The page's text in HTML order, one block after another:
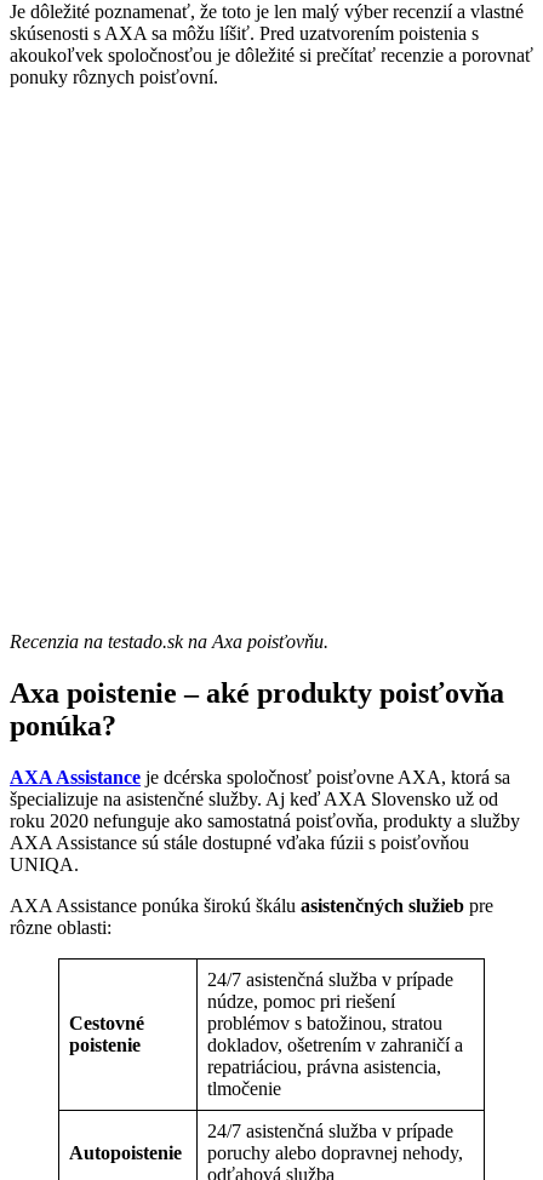
Je dôležité poznamenať, že toto je len malý výber recenzií a vlastné
skúsenosti s AXA sa môžu líšiť. Pred uzatvorením poistenia s
akoukoľvek spoločnosťou je dôležité si prečítať recenzie a porovnať
ponuky rôznych poisťovní.
Recenzia na testado.sk na Axa poisťovňu.
Axa poistenie – aké produkty poisťovňa
ponúka?
AXA Assistance je dcérska spoločnosť poisťovne AXA, ktorá sa
špecializuje na asistenčné služby. Aj keď AXA Slovensko už od
roku 2020 nefunguje ako samostatná poisťovňa, produkty a služby
AXA Assistance sú stále dostupné vďaka fúzii s poisťovňou
UNIQA.
AXA Assistance ponúka širokú škálu asistenčných služieb pre
rôzne oblasti:
Cestovné
poistenie
24/7 asistenčná služba v prípade
núdze, pomoc pri riešení
problémov s batožinou, stratou
dokladov, ošetrením v zahraničí a
repatriáciou, právna asistencia,
tlmočenie
Autopoistenie
24/7 asistenčná služba v prípade
poruchy alebo dopravnej nehody,
odťahová služba